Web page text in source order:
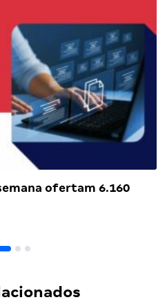
ofertam 6.160